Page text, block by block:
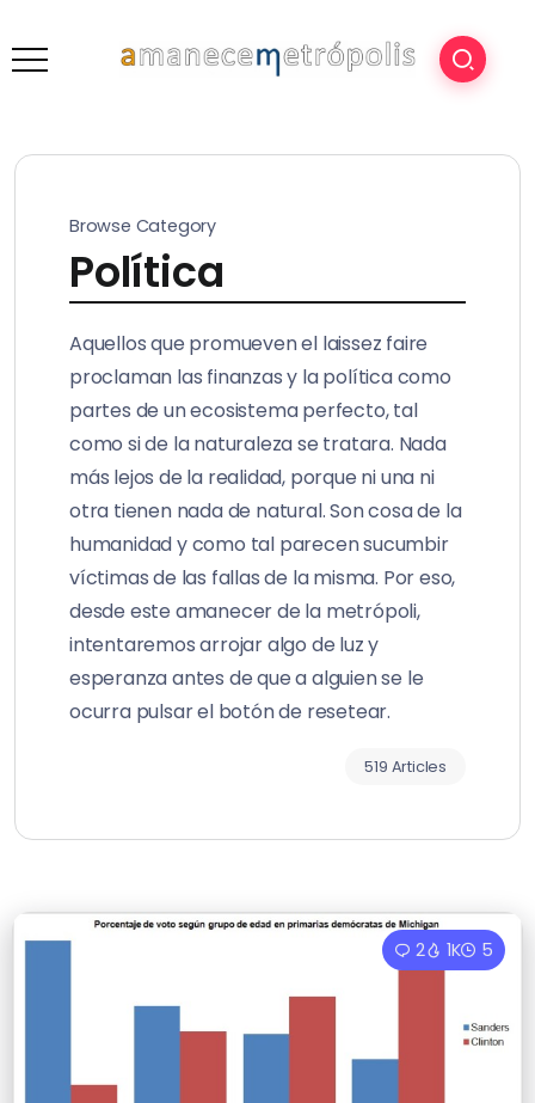
Browse Category
Política
Aquellos que promueven el laissez faire
proclaman las finanzas y la política como
partes de un ecosistema perfecto, tal
como si de la naturaleza se tratara. Nada
más lejos de la realidad, porque ni una ni
otra tienen nada de natural. Son cosa de la
humanidad y como tal parecen sucumbir
víctimas de las fallas de la misma. Por eso,
desde este amanecer de la metrópoli,
intentaremos arrojar algo de luz y
esperanza antes de que a alguien se le
ocurra pulsar el botón de resetear.
519 Articles
2 1K 5